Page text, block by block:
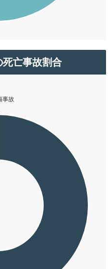
亡事故割合